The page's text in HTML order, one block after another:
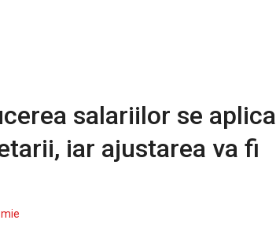
salariilor se aplica
iar ajustarea va fi